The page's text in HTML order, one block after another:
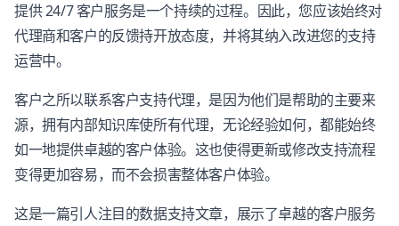
提供 24/7 客户服务是一个持续的过程。因此，您应该始终对
代理商和客户的反馈持开放态度，并将其纳入改进您的支持
运营中。
客户之所以联系客户支持代理，是因为他们是帮助的主要来
源，拥有内部知识库使所有代理，无论经验如何，都能始终
如一地提供卓越的客户体验。这也使得更新或修改支持流程
变得更加容易，而不会损害整体客户体验。
这是一篇引人注目的数据支持文章，展示了卓越的客户服务